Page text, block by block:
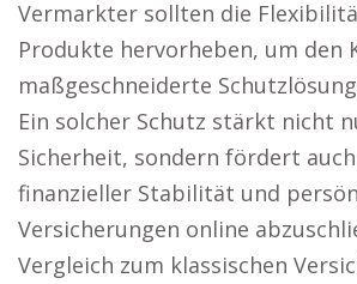
Vermarkter sollten die
Produkte hervorheben, um den
maßgeschneiderte
Ein solcher Schutz stärkt nicht
Sicherheit, sondern fördert
finanzieller Stabilität und
Versicherungen online
Vergleich zum klassischen